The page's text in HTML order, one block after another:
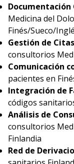
Documentación
Medicina del
Finés/Sueco/
Gestión de
consultorios
Comunicación
pacientes en
Integración de
códigos
Análisis de
consultorios
Finlandia
Red de